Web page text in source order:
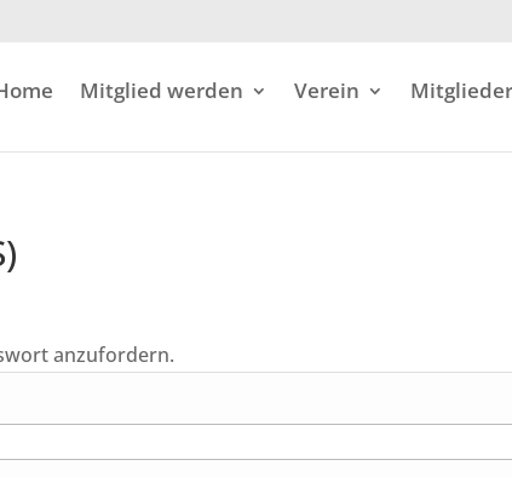
Mitglied werden Verein
anzufordern.